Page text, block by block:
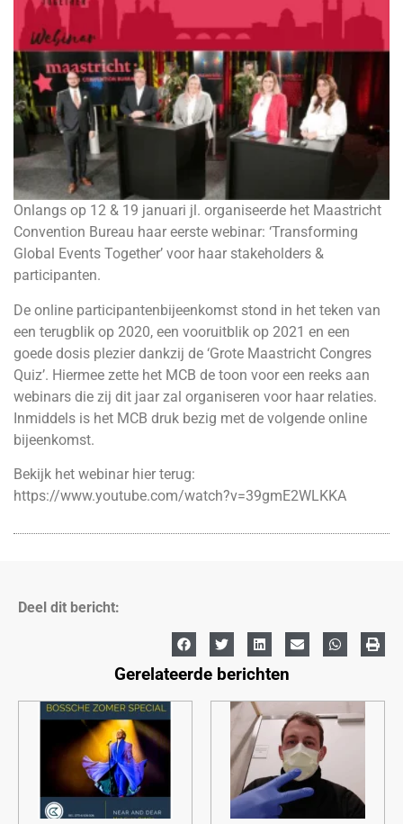
Onlangs op 12 & 19 januari jl. organiseerde het Maastricht
Convention Bureau haar eerste webinar: ‘Transforming
Global Events Together’ voor haar stakeholders &
participanten.
De online participantenbijeenkomst stond in het teken van
een terugblik op 2020, een vooruitblik op 2021 en een
goede dosis plezier dankzij de ‘Grote Maastricht Congres
Quiz’. Hiermee zette het MCB de toon voor een reeks aan
webinars die zij dit jaar zal organiseren voor haar relaties.
Inmiddels is het MCB druk bezig met de volgende online
bijeenkomst.
Bekijk het webinar hier terug:
https://www.youtube.com/watch?v=39gmE2WLKKA
Deel dit bericht:
Gerelateerde berichten